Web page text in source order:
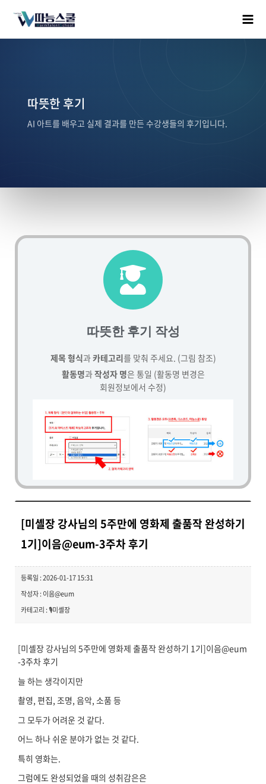
따뜻한 후기
AI 아트를 배우고 실제 결과를 만든 수강생들의 후기입니다.
따뜻한 후기 작성
제목 형식과카테고리를 맞춰 주세요. (그림 참조)
활동명과작성자 명은 통일 (활동명 변경은
회원정보에서 수정)
[미셸장 강사님의 5주만에 영화제 출품작 완성하기
1기]이음@eum-3주차 후기
등록일 : 2026-01-17 15:31
작성자 : 이음@eum
카테고리 : 🎙️미셸장
[미셸장 강사님의 5주만에 영화제 출품작 완성하기 1기]이음@eum
-3주차 후기
늘 하는 생각이지만
촬영, 편집, 조명, 음악, 소품 등
그 모두가 어려운 것 같다.
어느 하나 쉬운 분야가 없는 것 같다.
특히 영화는.
그럼에도 완성되었을 때의 성취감은은